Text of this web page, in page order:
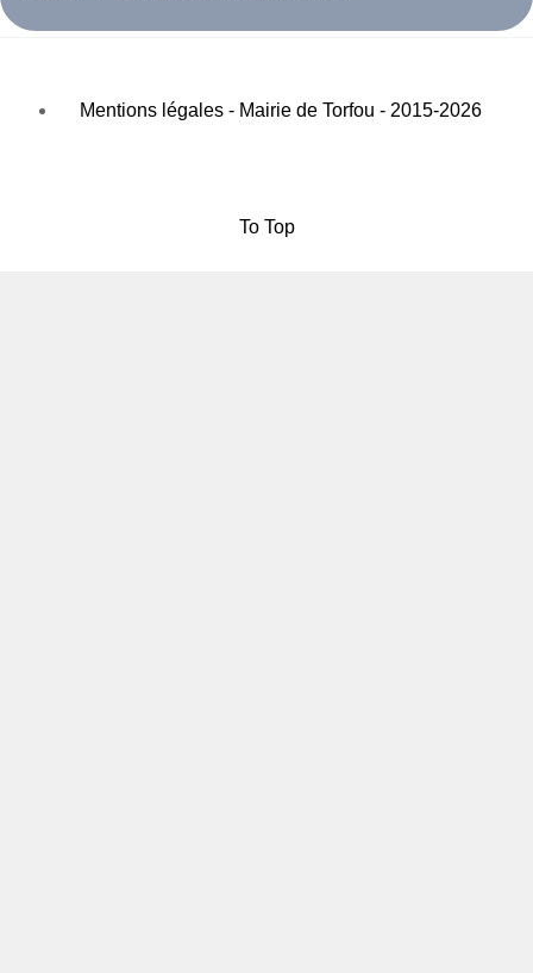
Mentions légales - Mairie de Torfou - 2015-2026
To Top